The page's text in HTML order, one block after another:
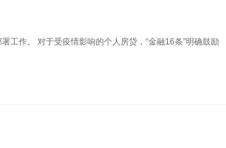
工作。 对于受疫情影响的个人房贷，“金融16条”明确鼓励